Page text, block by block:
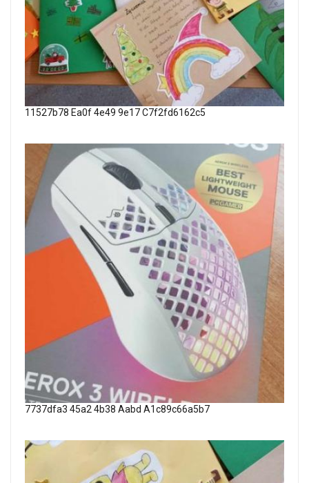
11527b78 Ea0f 4e49 9e17 C7f2fd6162c5
7737dfa3 45a2 4b38 Aabd A1c89c66a5b7